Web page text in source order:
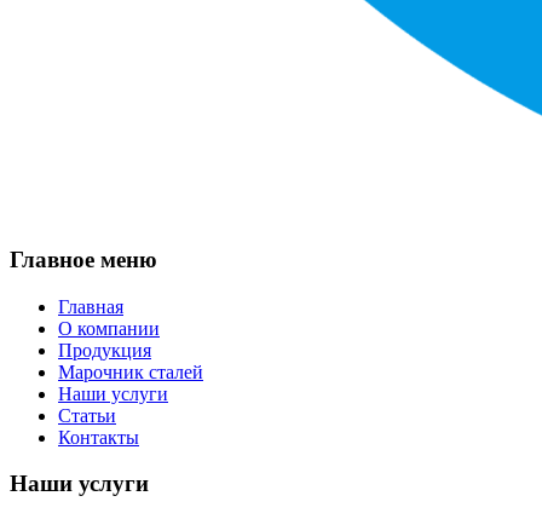
Главное меню
Главная
О компании
Продукция
Марочник сталей
Наши услуги
Статьи
Контакты
Наши услуги